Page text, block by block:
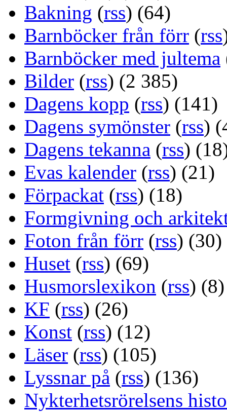
Bakning (rss) (64)
Barnböcker från förr (rss
Barnböcker med jultema
Bilder (rss) (2 385)
Dagens kopp (rss) (141)
Dagens symönster (rss)
Dagens tekanna (rss)
Evas kalender (rss) (21)
Förpackat (rss) (18)
Formgivning och
Foton från förr (rss) (30)
Huset (rss) (69)
Husmorslexikon (rss) (8)
KF (rss) (26)
Konst (rss) (12)
Läser (rss) (105)
Lyssnar på (rss) (136)
Nykterhetsrörelsens